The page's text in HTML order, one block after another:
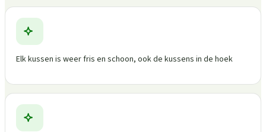
Elk kussen is weer fris en schoon, ook de kussens in de hoek